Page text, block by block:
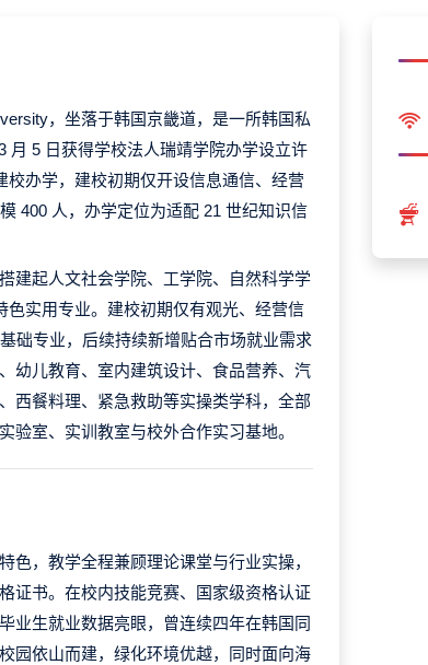
，坐落于韩国京畿道，是一所韩国私
月 5 日获得学校法人瑞靖学院办学设立许
校办学，建校初期仅开设信息通信、经营
400 人，办学定位为适配 21 世纪知识信
建起人文社会学院、工学院、自然科学学
色实用专业。建校初期仅有观光、经营信
础专业，后续持续新增贴合市场就业需求
幼儿教育、室内建筑设计、食品营养、汽
西餐料理、紧急救助等实操类学科，全部
验室、实训教室与校外合作实习基地。
色，教学全程兼顾理论课堂与行业实操，
证书。在校内技能竞赛、国家级资格认证
业生就业数据亮眼，曾连续四年在韩国同
园依山而建，绿化环境优越，同时面向海